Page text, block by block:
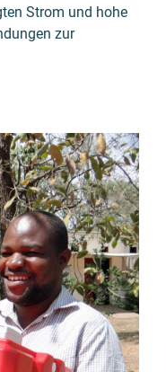
Strom und hohe
zur